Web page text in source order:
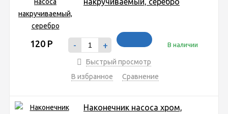
120 Р - + В наличии
Быстрый просмотр
В избранное
Сравнение
Наконечник насоса хром,